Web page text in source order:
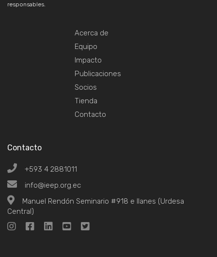
responsables.
Acerca de
Equipo
Impacto
Publicaciones
Socios
Tienda
Contacto
Contacto
+593 4 2881011
info@ieep.org.ec
Manuel Rendón Seminario #918 e Ilanes (Urdesa
Central)